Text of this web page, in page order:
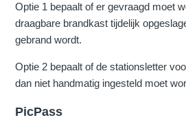
Optie 1 bepaalt of er gevraagd moet
draagbare brandkast tijdelijk
gebrand wordt.
Optie 2 bepaalt of de stationsletter
dan niet handmatig ingesteld moet
PicPass